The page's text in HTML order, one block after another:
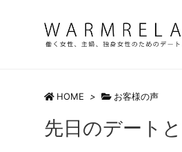
HOME > お客様の声
先日のデート